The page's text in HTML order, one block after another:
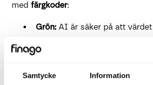
Samtycke Information
med färgkoder:
Grön: AI är säker på att